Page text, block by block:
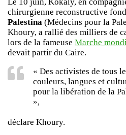
chirurgienne reconstructive
Palestina (Médecins pour la
Khoury, a rallié des milliers de
lors de la fameuse Marche
devait partir du Caire.
« Des activistes de tous
couleurs, langues et
pour la libération de la
»,
déclare Khoury.